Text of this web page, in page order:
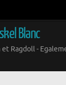
Blanc
et Ragdoll -